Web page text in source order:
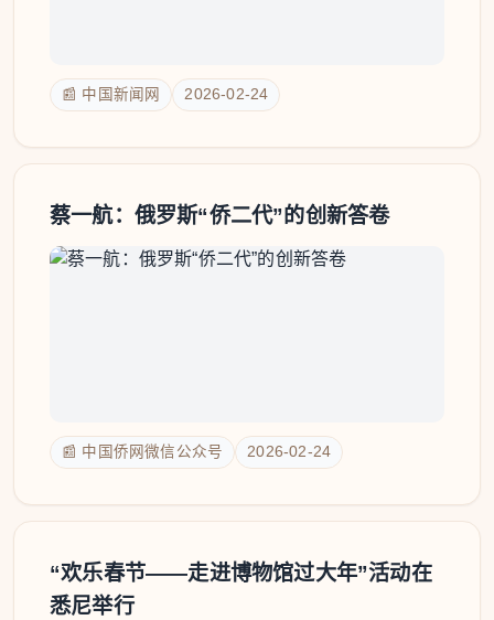
📰 中国新闻网 2026-02-24
蔡一航：俄罗斯“侨二代”的创新答卷
📰 中国侨网微信公众号 2026-02-24
“欢乐春节——走进博物馆过大年”活动在
悉尼举行